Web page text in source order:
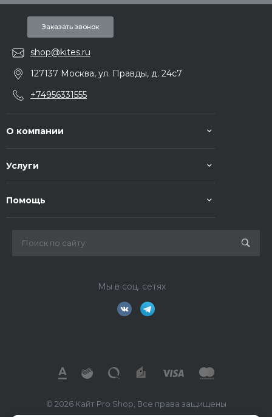
Заказать звонок
shop@kites.ru
127137 Москва, ул. Правды, д. 24с7
+74956331555
О компании
Услуги
Помощь
Мы в соц. сетях
© 2026 Кайт Pro Shop, Все права защищены